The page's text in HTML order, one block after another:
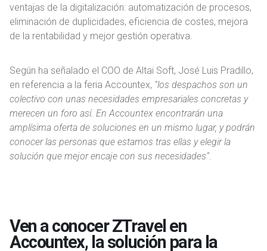
ventajas de la digitalización: automatización de procesos,
eliminación de duplicidades, eficiencia de costes, mejora
de la rentabilidad y mejor gestión operativa.
Según ha señalado el COO de Altai Soft, José Luis Pradillo,
en referencia a la feria Accountex, “los despachos son un
colectivo con unas necesidades empresariales concretas y
merecen un foro así. En Accountex encontrarán una
amplísima oferta de soluciones en un mismo lugar, y podrán
conocer las personas que estamos tras ellas y elegir la
solución que mejor encaje con sus necesidades”.
Ven a conocer ZTravel en
Accountex, la solución para la